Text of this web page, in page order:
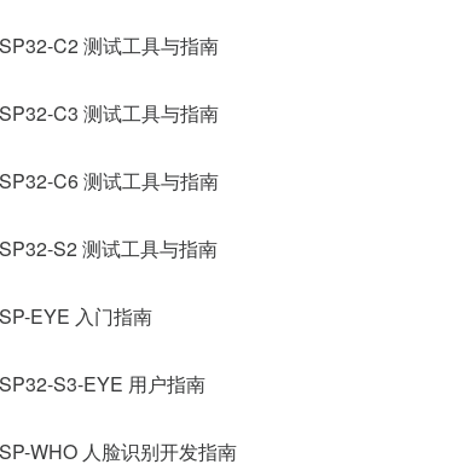
C2 测试工具与指南
C3 测试工具与指南
C6 测试工具与指南
S2 测试工具与指南
EYE 入门指南
S3-EYE 用户指南
WHO 人脸识别开发指南